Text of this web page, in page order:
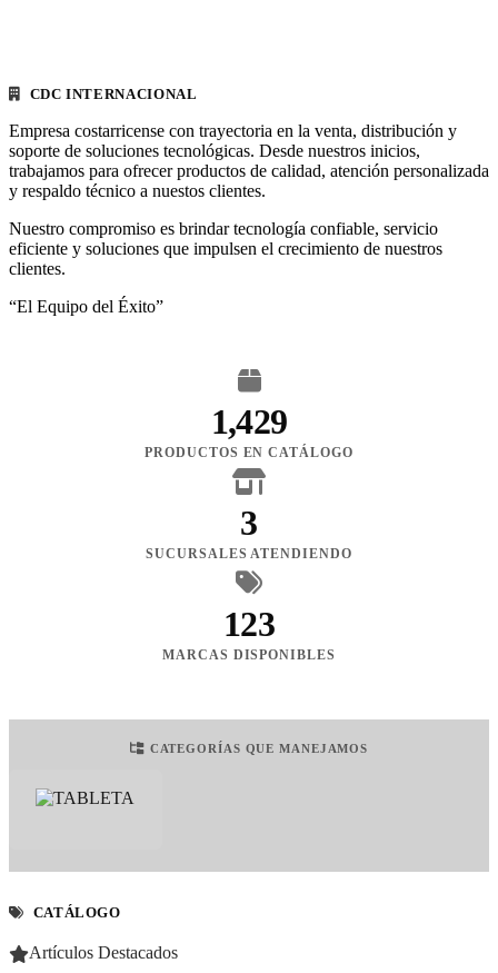
CDC INTERNACIONAL
Empresa costarricense con trayectoria en la venta, distribución y
soporte de soluciones tecnológicas. Desde nuestros inicios,
trabajamos para ofrecer productos de calidad, atención personalizada
y respaldo técnico a nuestos clientes.
Nuestro compromiso es brindar tecnología confiable, servicio
eficiente y soluciones que impulsen el crecimiento de nuestros
clientes.
“El Equipo del Éxito”
1,429
PRODUCTOS EN CATÁLOGO
3
SUCURSALES ATENDIENDO
123
MARCAS DISPONIBLES
CATEGORÍAS QUE MANEJAMOS
CATÁLOGO
Artículos Destacados